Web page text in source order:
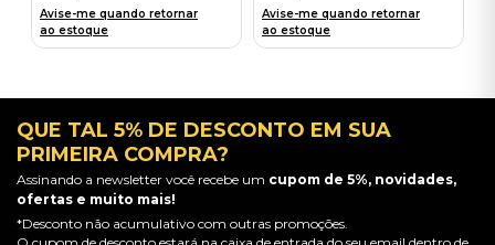
Avise-me quando retornar
ao estoque
Avise-me quando retornar
ao estoque
QUE TAL 5% DE DESCONTO EM SUA
PRIMEIRA COMPRA?
Assinando a newsletter você recebe um cupom de 5%, novidades,
ofertas e muito mais!
*Desconto não acumulativo com outras promoções.